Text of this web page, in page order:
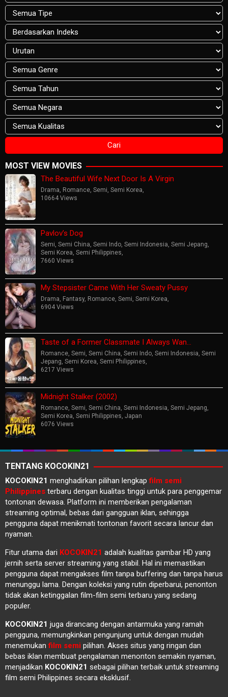
MOST VIEW MOVIES
The Beautiful Wife Next Door Is A Virgin
Drama, Romance, Semi, Semi Korea,
10664 Views
Pavlov’s Dog
Semi, Semi China, Semi Indo, Semi Indonesia, Semi Jepang,
Semi Korea, Semi Philippines,
7660 Views
My Stepsister Came With Her Sweaty Pussy
Drama, Fantasy, Romance, Semi, Semi Korea,
6904 Views
Taste of a Former Classmate I Always Wan…
Romance, Semi, Semi China, Semi Indo, Semi Indonesia, Semi
Jepang, Semi Korea, Semi Philippines,
6217 Views
Midnight Stalker (2002)
Romance, Semi, Semi China, Semi Indonesia, Semi Jepang,
Semi Korea, Semi Philippines, Japan
6076 Views
TENTANG KOCOKIN21
KOCOKIN21 menghadirkan pilihan lengkapfilm semi
Philippines terbaru dengan kualitas tinggi untuk para penggemar
tontonan dewasa. Platform ini memberikan pengalaman
streaming optimal, bebas dari gangguan iklan, sehingga
pengguna dapat menikmati tontonan favorit secara lancur dan
nyaman.
Fitur utama dari KOCOKIN21 adalah kualitas gambar HD yang
jernih serta server streaming yang stabil. Hal ini memastikan
pengguna dapat mengakses film tanpa buffering dan tanpa harus
menunggu lama. Dengan koleksi yang rutin diperbarui, penonton
tidak akan ketinggalan film-film semi terbaru yang sedang
populer.
KOCOKIN21 juga dirancang dengan antarmuka yang ramah
pengguna, memungkinkan pengunjung untuk dengan mudah
menemukanfilm semi pilihan. Akses situs yang ringan dan
bebas iklan membuat pengalaman menonton semakin nyaman,
menjadikan KOCOKIN21 sebagai pilihan terbaik untuk streaming
film semi Philippines secara eksklusif.